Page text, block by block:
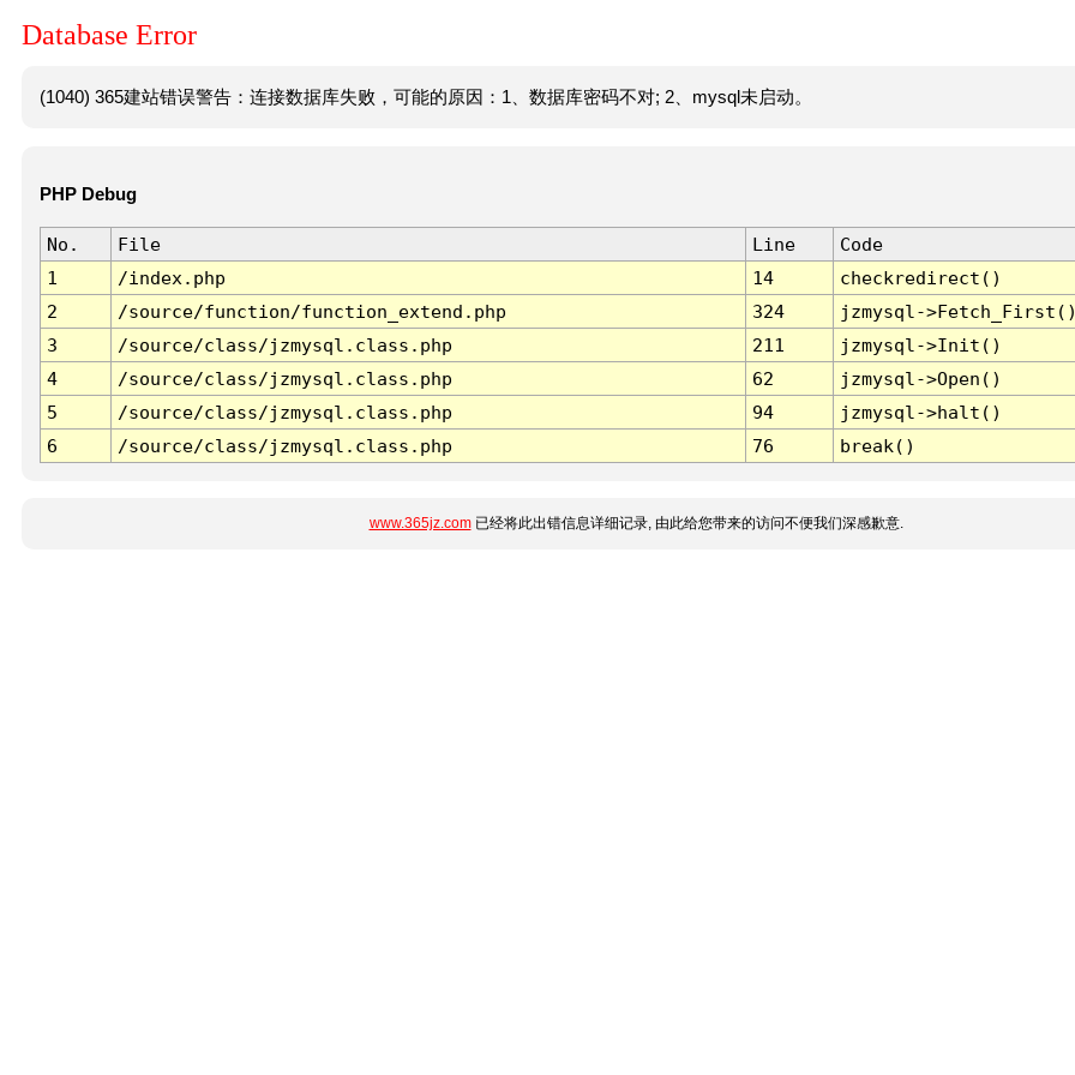
Database Error
(1040) 365建站错误警告：连接数据库失败，可能的原因：1、数据库密码不对; 2、mysql未启动。
PHP Debug
No. File Line
Code
1
/index.php 14
checkredirect()
2
/source/function/function_extend.php 324
jzmysql-
3
/source/class/jzmysql.class.php 211
jzmysql->Init()
4
/source/class/jzmysql.class.php 62
jzmysql->Open()
5
/source/class/jzmysql.class.php 94
jzmysql->halt()
6
/source/class/jzmysql.class.php 76 break()
www.365jz.com已经将此出错信息详细记录, 由此给您带来的访问不便我们深感歉意.